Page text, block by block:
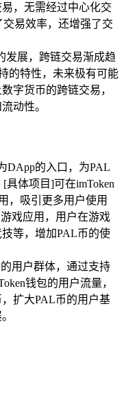
，无需经过中心化交
易效率，还增强了交
发展，跨链交易渐成趋
的特性，未来极有可能
字货币的跨链交易，
动性。
DApp的入口，为PAL
具体项目]可在imToken
，吸引更多用户使用
戏应用，用户在游戏
等，增加PAL币的使
用户群体，通过支持
钱包的用户流量，
扩大PAL币的用户基